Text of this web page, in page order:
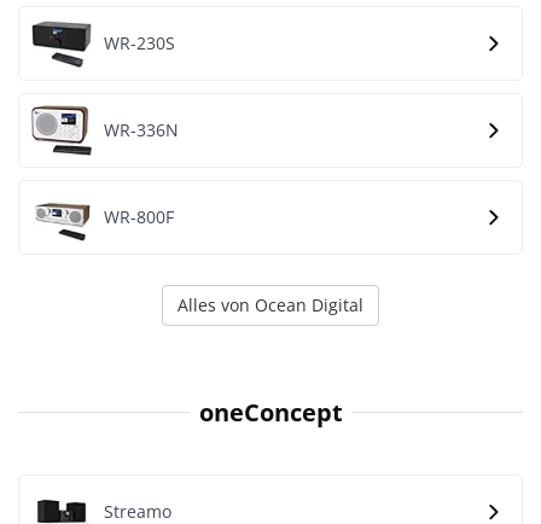
WR-230S
WR-336N
WR-800F
Alles von Ocean Digital
oneConcept
Streamo